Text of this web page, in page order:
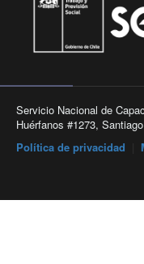
Servicio Nacional de
Huérfanos #1273,
Política de privacidad